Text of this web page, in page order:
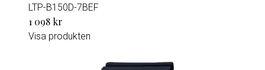
LTP-B150D-7BEF
1 098 kr
Visa produkten